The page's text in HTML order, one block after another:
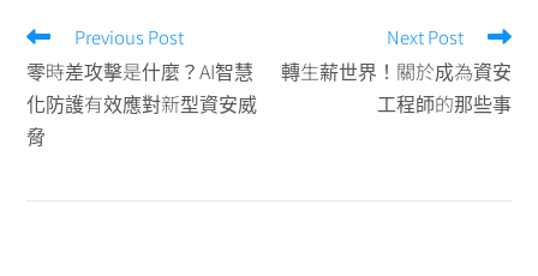
Previous Post
零時差攻擊是什麼？AI智慧
化防護有效應對新型資安威
脅
Next Post
轉生薪世界！關於成為資安
工程師的那些事